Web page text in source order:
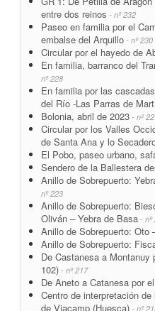
entre dos reinos - nº 232
Paseo en familia por el
embalse del Arquillo - nº 230
Circular por el hayedo de
En familia, barranco del
nº 228
En familia por las
del Río -Las Parras de
Bolonia, abril de 2023 - nº
Circular por los Valles
de Santa Ana y lo
El Pobo, paseo urbano,
Sendero de la Ballestera
Anillo de Sobrepuerto:
nº 223
Anillo de Sobrepuerto:
Oliván – Yebra de Basa - nº
Anillo de Sobrepuerto: Oto
Anillo de Sobrepuerto:
De Castanesa a Montanuy
102) - nº 217
De Aneto a Catanesa por
Centro de interpretación
de Viacamp (Huesca) - nº